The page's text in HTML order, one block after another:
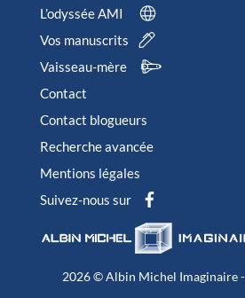
L’odyssée AMI
Vos manuscrits
Vaisseau-mère
Contact
Contact blogueurs
Recherche avancée
Mentions légales
Suivez-nous sur
2026 © Albin Michel Imaginaire